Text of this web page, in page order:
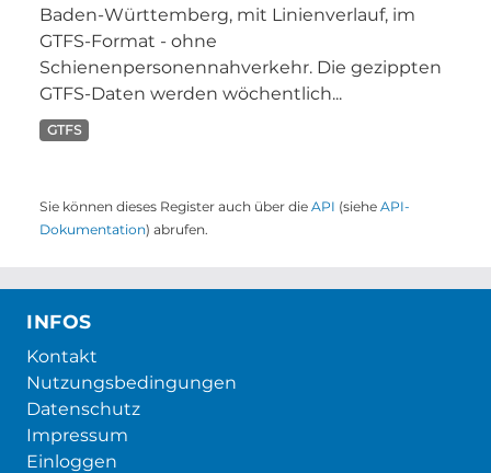
Baden-Württemberg, mit Linienverlauf, im
GTFS-Format - ohne
Schienenpersonennahverkehr. Die gezippten
GTFS-Daten werden wöchentlich...
GTFS
Sie können dieses Register auch über die API (siehe API-
Dokumentation) abrufen.
INFOS
Kontakt
Nutzungsbedingungen
Datenschutz
Impressum
Einloggen